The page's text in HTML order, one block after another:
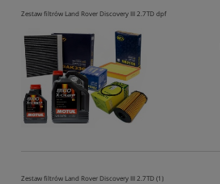
Zestaw filtrów Land Rover Discovery III 2.7TD dpf
Zestaw filtrów Land Rover Discovery III 2.7TD (1)